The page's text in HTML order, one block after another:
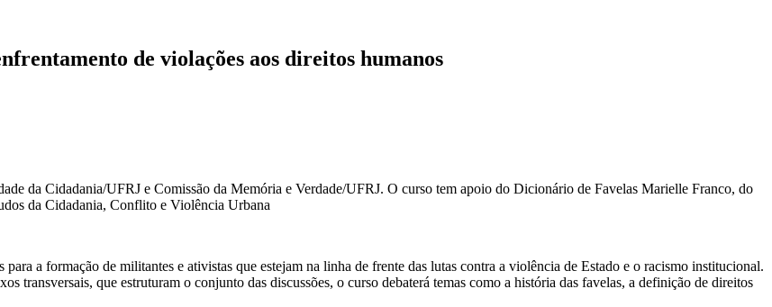
de violações aos direitos humanos
da Cidadania/UFRJ e Comissão da Memória e Verdade/UFRJ. O curso tem apoio do Dicionário de Favelas Marielle Franco, do
da Cidadania, Conflito e Violência Urbana
a formação de militantes e ativistas que estejam na linha de frente das lutas contra a violência de Estado e o racismo institucional.
transversais, que estruturam o conjunto das discussões, o curso debaterá temas como a história das favelas, a definição de direitos